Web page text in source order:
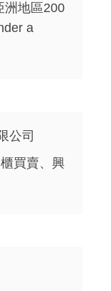
洲地區200
a
公司
買賣、興